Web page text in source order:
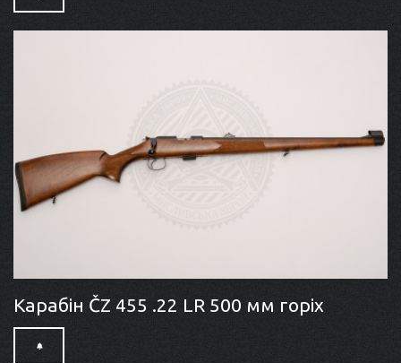
Карабін ČZ 455 .22 LR 500 мм горіх